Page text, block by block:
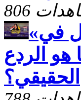
«أم الدنيا» يفتح ملف التحرش بالأطفال في
هو الردع
الحقيقي؟